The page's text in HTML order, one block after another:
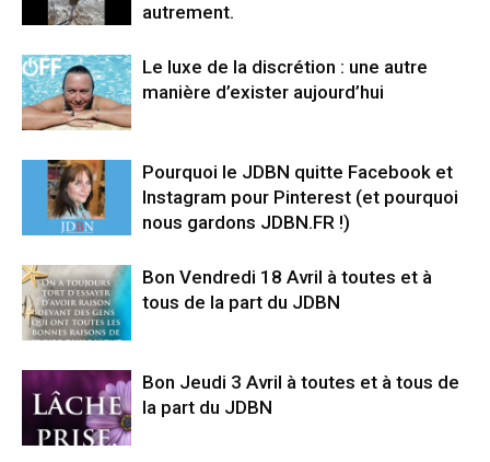
autrement.
Le luxe de la discrétion : une autre
manière d’exister aujourd’hui
Pourquoi le JDBN quitte Facebook et
Instagram pour Pinterest (et pourquoi
nous gardons JDBN.FR !)
Bon Vendredi 18 Avril à toutes et à
tous de la part du JDBN
Bon Jeudi 3 Avril à toutes et à tous de
la part du JDBN